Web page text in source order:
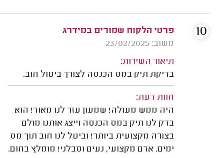
פרטי הלקוח שמורים במידרג
משוב: 23/02/2025
תיאור השירות:
בדיקת תיק במס הכנסה לצורך ביטול חוב.
חוות דעת:
היה ממש מעולה! שמעון עזר לנו מאוד! הוא
בדק לנו תיק במס הכנסה וייצג אותנו מולם
בצורה מקצועית ביותר! וביטל לנו חוב תוך מס
ימים. אדם מקצועי, נעים וסבלני! מומלץ בחום.
10